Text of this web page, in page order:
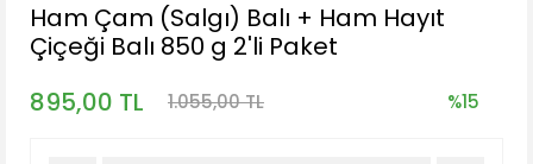
Ham Çam (Salgı) Balı + Ham Hayıt
Çiçeği Balı 850 g 2'li Paket
895,00 TL
1.055,00 TL %15